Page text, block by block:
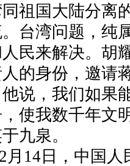
祖国大陆分离
台湾问题，纯
民来解决。胡
的身份，邀请
说，我们如果
使我数千年文
九泉。
月14日，中国